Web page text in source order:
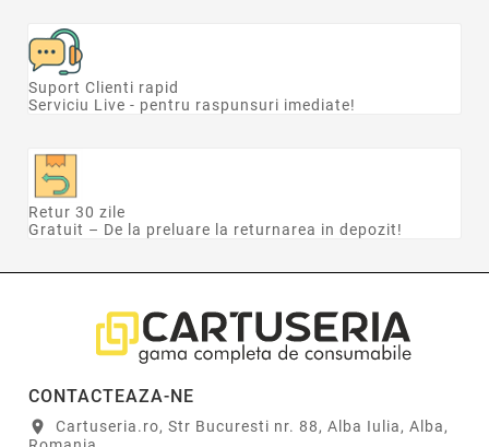
Suport Clienti rapid
Serviciu Live - pentru raspunsuri imediate!
Retur 30 zile
Gratuit – De la preluare la returnarea in depozit!
CONTACTEAZA-NE
location_on
Cartuseria.ro, Str Bucuresti nr. 88, Alba Iulia, Alba,